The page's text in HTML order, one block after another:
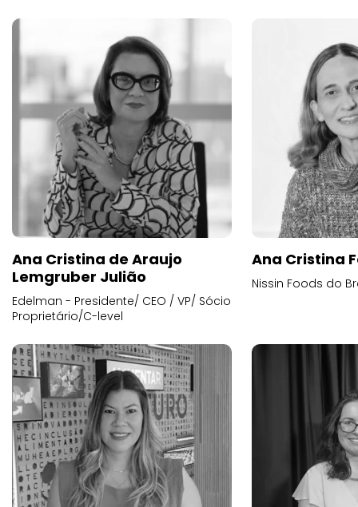
Ana Cristina de Araujo
Lemgruber Julião
Edelman - Presidente/ CEO / VP/ Sócio
Proprietário/C-level
Ana Cristina
Nissin Foods do